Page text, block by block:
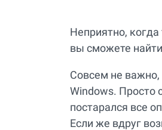
Неприятно,
вы сможете
Совсем не
Windows. Просто
постарался все
Если же вдруг